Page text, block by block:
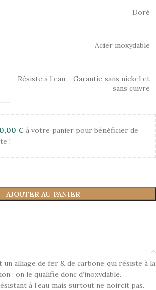
Doré
Acier inoxydable
Résiste à l’eau – Garantie sans nickel et
sans cuivre
€ à votre panier pour bénéficier de
!
AJOUTER AU PANIER
un alliage de fer & de carbone qui résiste à la
; on le qualifie donc d’inoxydable.
à l’eau mais surtout ne noircit pas.